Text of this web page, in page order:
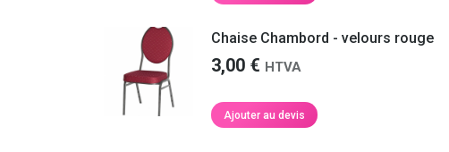
Chaise Chambord - velours rouge
3,00 € HTVA
Ajouter au devis